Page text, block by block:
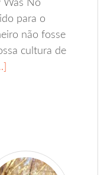
No
para o
não fosse
cultura de